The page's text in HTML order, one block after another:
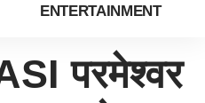
ENTERTAINMENT
परमेश्वर